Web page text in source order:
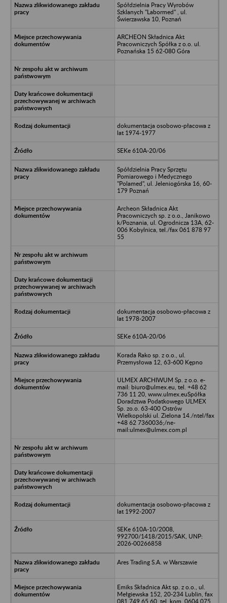
Spółdzielnia Pracy Wyrobów
Szklanych "Labormed" , ul.
Świerzawska 10, Poznań
ARCHEON Składnica Akt
Pracowniczych Spółka z o.o. ul.
Poznańska 15 62-080 Góra
dokumentacja osobowo-płacowa z
lat 1974-1977
SEKe 610A-20/06
Spółdzielnia Pracy Sprzętu
Pomiarowego i Medycznego
"Polamed", ul. Jeleniogórska 16, 60-
179 Poznań
Archeon Składnica Akt
Pracowniczych sp. z o.o., Janikowo
k/Poznania, ul. Ogrodnicza 13A, 62-
006 Kobylnica, tel./fax 061 878 97
55
dokumentacja osobowo-płacowa z
lat 1978-2007
SEKe 610A-20/06
Korada Rako sp. z o.o., ul.
Przemysłowa 12, 63-600 Kępno
ULMEX ARCHIWUM Sp. z o.o. e-
mail: biuro@ulmex.eu, tel. +48 62
736 11 20, www.ulmex.euSpółka
Doradztwa Podatkowego ULMEX
Sp. zo.o. 63-400 Ostrów
Wielkopolski ul. Zielona 14./ntel/fax
+48 62 7360036;/ne-
mail:ulmex@ulmex.com.pl
dokumentacja osobowo-płacowa z
lat 1992-2007
SEKe 610A-10/2008,
992700/1418/2015/SAK, UNP:
2026-00266858
Ares Trading S.A. w Warszawie
Emiks Składnica Akt sp. z o.o., ul.
Mełgiewska 152, 20-234 Lublin, fax
081 749 65 60, tel. kom. 0604 075